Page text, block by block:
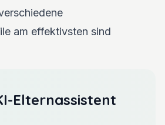
am effektivsten sind
Elternassistent